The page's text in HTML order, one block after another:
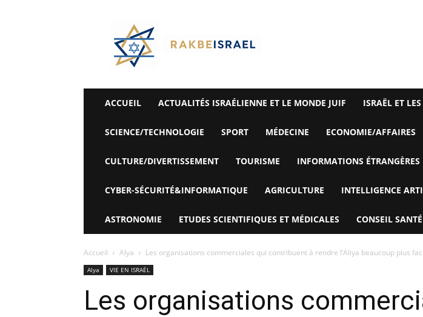
Rak
Be
Israel-
Alyaexpress-
News
ACCUEIL ACTUALITÉS ISRAÉLIENNE ET LE MONDE JUIF ISRAËL ET
SCIENCE/TECHNOLOGIE SPORT MÉDECINE ECONOMIE/AFFAIRES
CULTURE/DIVERTISSEMENT TOURISME INFORMATIONS ÉTRANGÈRES
CYBER-SÉCURITÉ&INFORMATIQUE AGRICULTURE INTELLIGENCE
ASTRONOMIE ETUDES SCIENTIFIQUES ET MÉDICALES CONSEIL SANTÉ
Accueil Alya Les organisations commerciales qui contribuent à rendre l’Aliya beaucoup plus
Alya VIE EN ISRAËL
Les organisations